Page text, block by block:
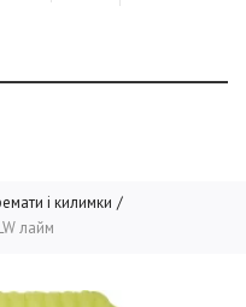
і килимки
лайм